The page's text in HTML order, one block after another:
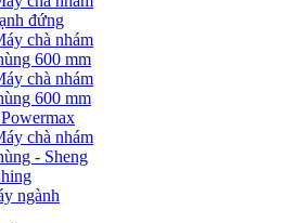
đứng
chà nhám
600 mm
chà nhám
600 mm
chà nhám
- Sheng
ngành